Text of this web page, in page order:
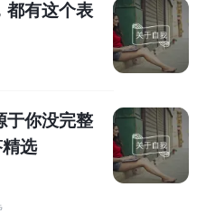
体会到了大学与高中有着
式。
学阶段的课余选择也更加
、社团组织等等，此类活
战。当然啦，进入高年级
都有这个表
于你没完整
选